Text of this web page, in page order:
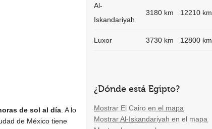
de sol al día . A lo
de México tiene
Al-
Iskandariyah
3180 km 12210 km
Luxor 3730 km 12800 km
¿Dónde está Egipto?
Mostrar El Cairo en el mapa
Mostrar Al-Iskandariyah en el mapa